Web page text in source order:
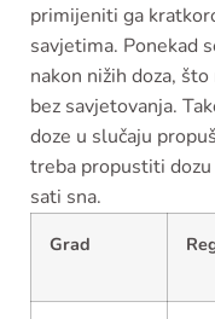
primijeniti ga
savjetima. Ponekad
nakon nižih doza,
bez savjetovanja.
doze u slučaju
treba propustiti
sati sna.
Grad